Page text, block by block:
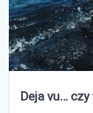
Deja vu…